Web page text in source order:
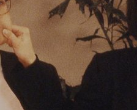
恐怖
奇幻
家庭
成人